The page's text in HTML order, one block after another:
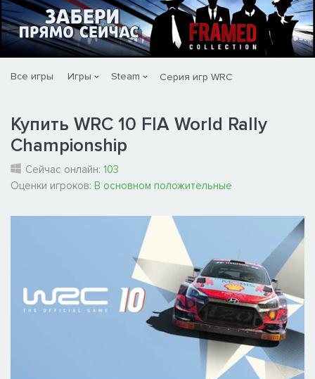
Все игры Игры Steam Серия игр WRC
Купить WRC 10 FIA World Rally
Championship
Сейчас онлайн: 103
Оценки игроков: В основном положительные